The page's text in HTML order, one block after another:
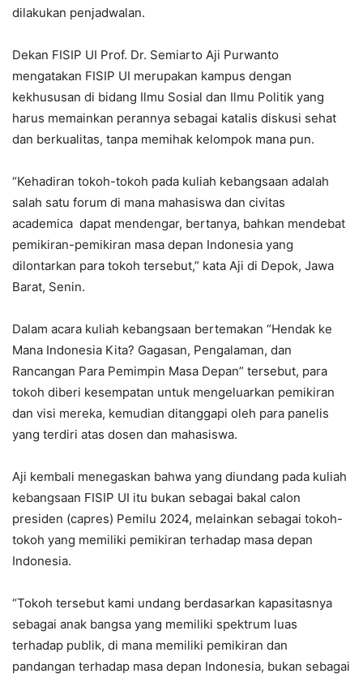
dilakukan penjadwalan.
Dekan FISIP UI Prof. Dr. Semiarto Aji Purwanto
mengatakan FISIP UI merupakan kampus dengan
kekhususan di bidang Ilmu Sosial dan Ilmu Politik yang
harus memainkan perannya sebagai katalis diskusi sehat
dan berkualitas, tanpa memihak kelompok mana pun.
“Kehadiran tokoh-tokoh pada kuliah kebangsaan adalah
salah satu forum di mana mahasiswa dan civitas
academica dapat mendengar, bertanya, bahkan mendebat
pemikiran-pemikiran masa depan Indonesia yang
dilontarkan para tokoh tersebut,” kata Aji di Depok, Jawa
Barat, Senin.
Dalam acara kuliah kebangsaan bertemakan “Hendak ke
Mana Indonesia Kita? Gagasan, Pengalaman, dan
Rancangan Para Pemimpin Masa Depan” tersebut, para
tokoh diberi kesempatan untuk mengeluarkan pemikiran
dan visi mereka, kemudian ditanggapi oleh para panelis
yang terdiri atas dosen dan mahasiswa.
Aji kembali menegaskan bahwa yang diundang pada kuliah
kebangsaan FISIP UI itu bukan sebagai bakal calon
presiden (capres) Pemilu 2024, melainkan sebagai tokoh-
tokoh yang memiliki pemikiran terhadap masa depan
Indonesia.
“Tokoh tersebut kami undang berdasarkan kapasitasnya
sebagai anak bangsa yang memiliki spektrum luas
terhadap publik, di mana memiliki pemikiran dan
pandangan terhadap masa depan Indonesia, bukan sebagai